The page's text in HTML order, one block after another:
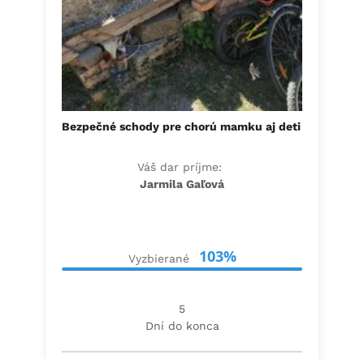
Bezpečné schody pre chorú mamku aj deti
Váš dar príjme:
Jarmila Gaľová
Vyzbierané 103%
5
Dní do konca